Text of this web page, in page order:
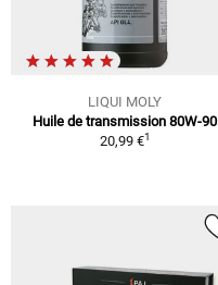
LIQUI MOLY
Huile de transmission 80W-90
20,99 €1